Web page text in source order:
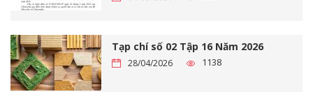
Tạp chí số 02 Tập 16 Năm 2026
28/04/2026 1138